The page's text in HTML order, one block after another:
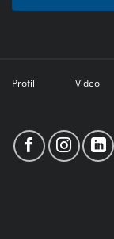
Profil Video